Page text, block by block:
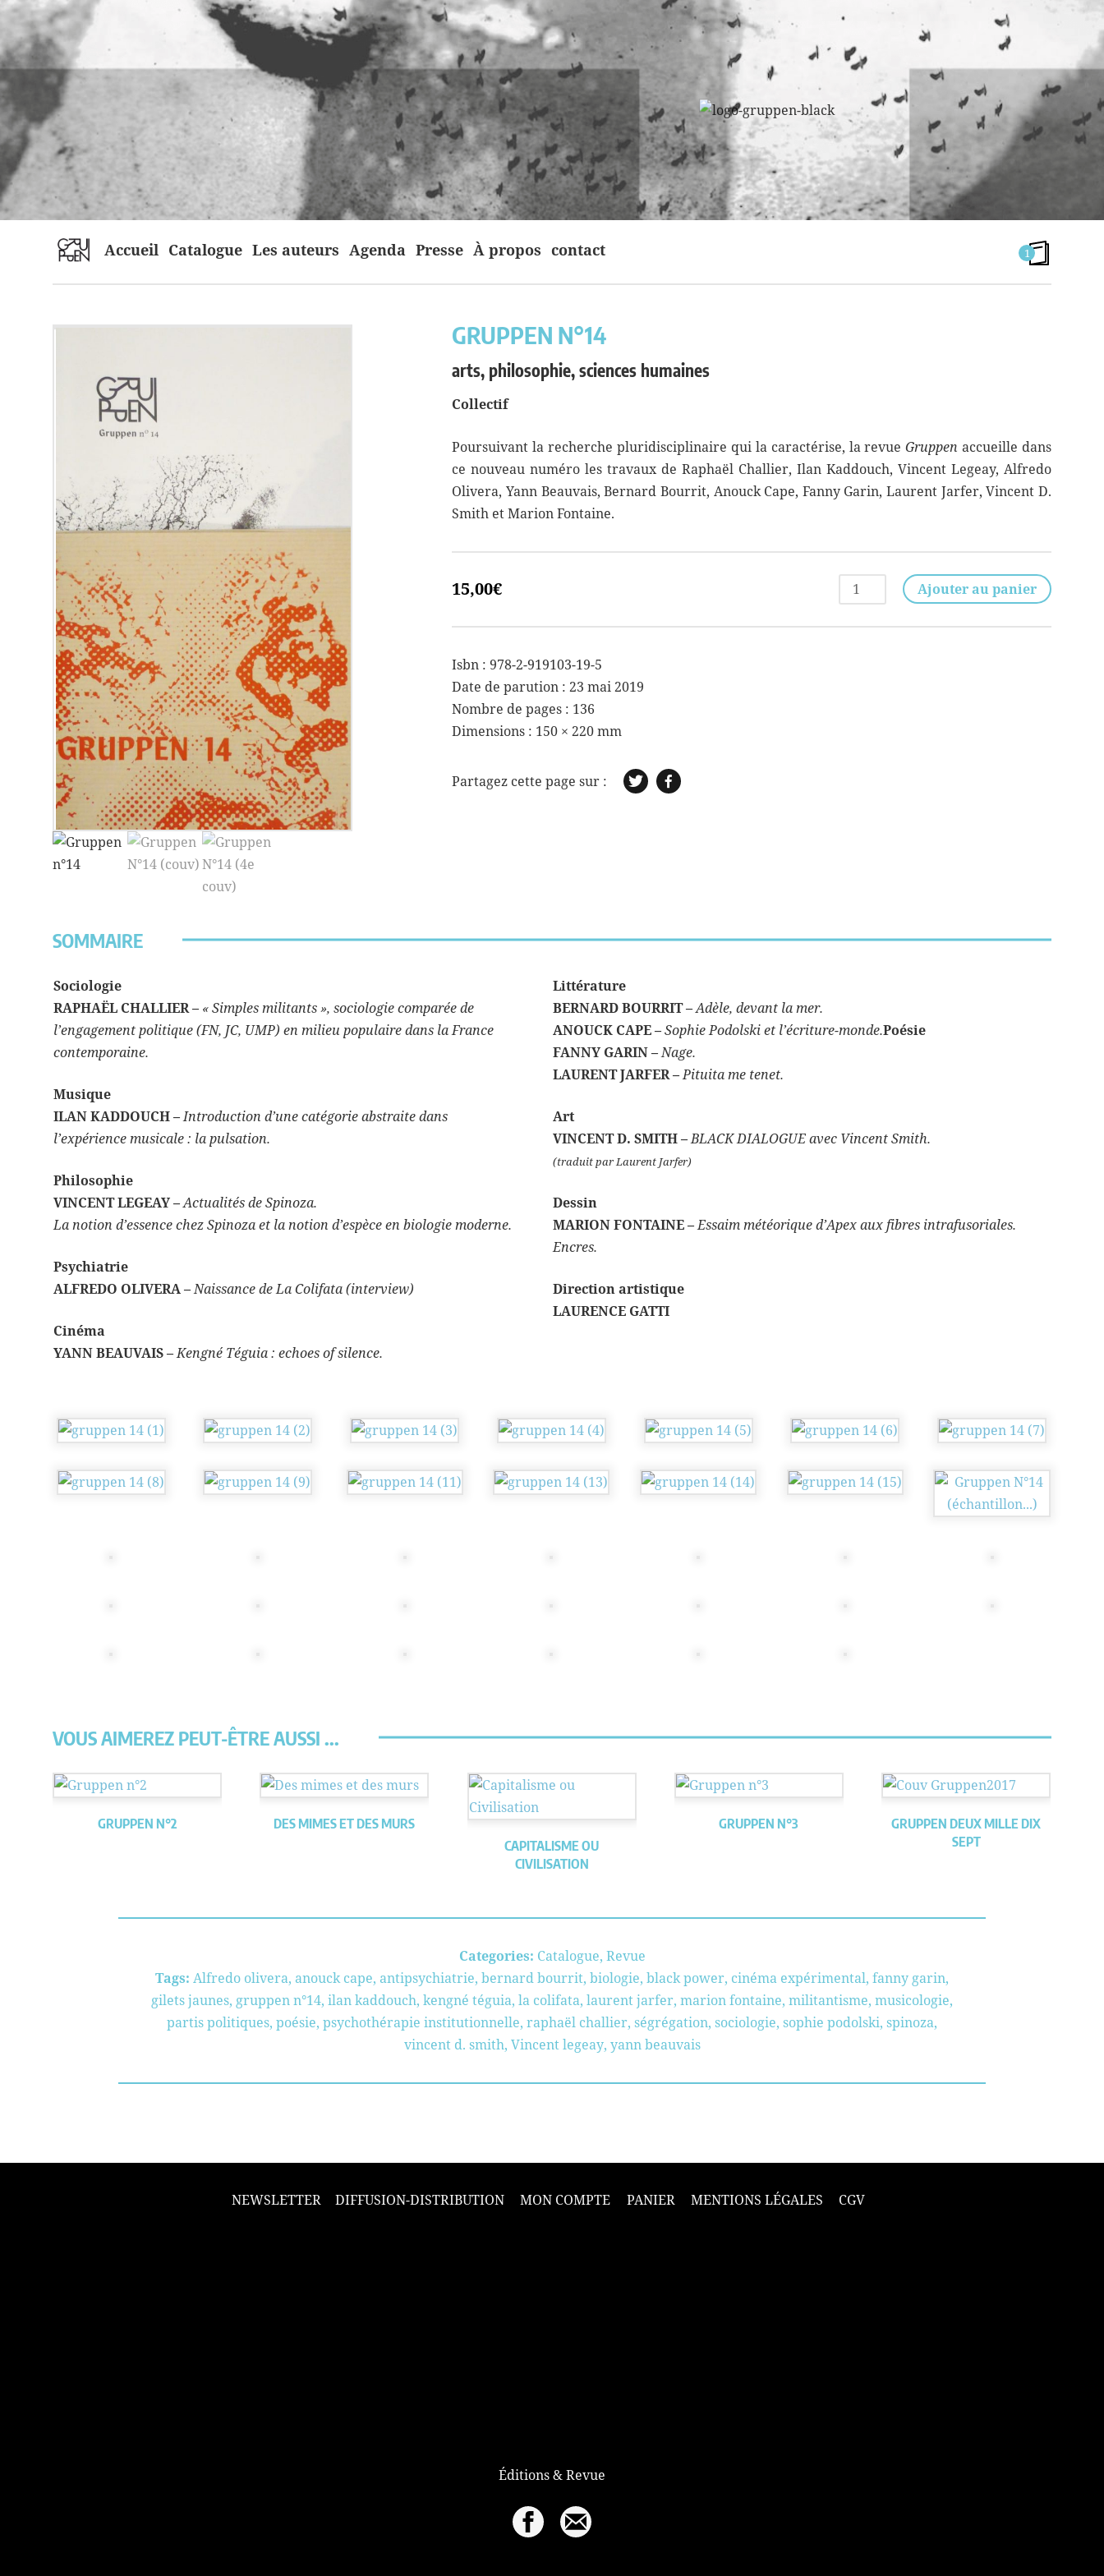
home Accueil Catalogue Les auteurs Agenda Presse À propos contact 1
GRUPPEN N°14
GRUPPEN N°14
arts, philosophie, sciences humaines
Collectif
Poursuivant la recherche pluridisciplinaire qui la caractérise, la revueGruppen accueille dans
ce nouveau numéro les travaux de Raphaël Challier, Ilan Kaddouch, Vincent Legeay, Alfredo
Olivera, Yann Beauvais, Bernard Bourrit, Anouck Cape, Fanny Garin, Laurent Jarfer, Vincent D.
Smith et Marion Fontaine.
15,00€
quantité
de
GRUPPEN
Ajouter au panier
Isbn : 978-2-919103-19-5
Date de parution : 23 mai 2019
Nombre de pages : 136
Dimensions : 150 × 220 mm
SOMMAIRE
Sociologie
RAPHAËL CHALLIER – « Simples militants », sociologie comparée de
l’engagement politique (FN, JC, UMP) en milieu populaire dans la France
contemporaine.
Musique
ILAN KADDOUCH –Introduction d’une catégorie abstraite dans
l’expérience musicale : la pulsation.
Philosophie
VINCENT LEGEAY –Actualités de Spinoza.
La notion d’essence chez Spinoza et la notion d’espèce en biologie moderne.
Psychiatrie
ALFREDO OLIVERA –Naissance de La Colifata (interview)
Cinéma
YANN BEAUVAIS –Kengné Téguia : echoes of silence.
Littérature
BERNARD BOURRIT –Adèle, devant la mer.
ANOUCK CAPE –Sophie Podolski et l’écriture-monde.Poésie
FANNY GARIN –Nage.
LAURENT JARFER –Pituita me tenet.
Art
VINCENT D. SMITH –BLACK DIALOGUE avec Vincent Smith.
(traduit par Laurent Jarfer)
Dessin
MARION FONTAINE –Essaim météorique d’Apex aux fibres intrafusoriales.
Encres.
Direction artistique
LAURENCE GATTI
VOUS AIMEREZ PEUT-ÊTRE AUSSI ...
GRUPPEN N°2
DES MIMES ET DES MURS
CAPITALISME OU
CIVILISATION
GRUPPEN N°3
GRUPPEN DEUX MILLE DIX
SEPT
Categories: Catalogue, Revue
Tags: Alfredo olivera, anouck cape, antipsychiatrie, bernard bourrit, biologie, black power, cinéma expérimental, fanny garin,
gilets jaunes, gruppen n°14, ilan kaddouch, kengné téguia, la colifata, laurent jarfer, marion fontaine, militantisme, musicologie,
partis politiques, poésie, psychothérapie institutionnelle, raphaël challier, ségrégation, sociologie, sophie podolski, spinoza,
vincent d. smith, Vincent legeay, yann beauvais
NEWSLETTER DIFFUSION-DISTRIBUTION MON COMPTE PANIER MENTIONS LÉGALES CGV
Éditions & Revue